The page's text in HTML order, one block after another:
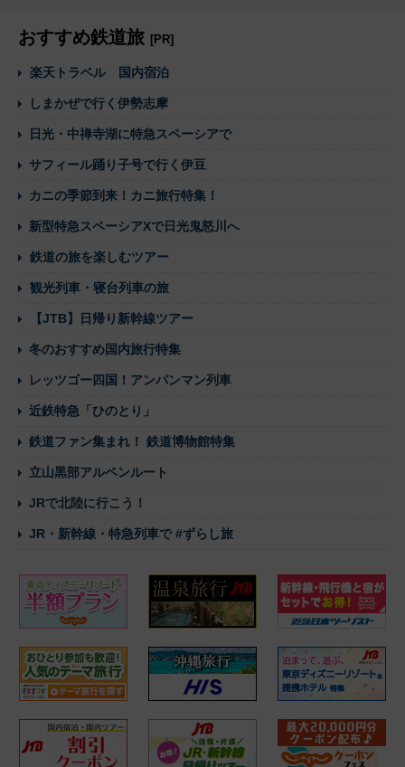
おすすめ鉄道旅 [PR]
楽天トラベル 国内宿泊
しまかぜで行く伊勢志摩
日光・中禅寺湖に特急スペーシアで
サフィール踊り子号で行く伊豆
カニの季節到来！カニ旅行特集！
新型特急スペーシアXで日光鬼怒川へ
鉄道の旅を楽しむツアー
観光列車・寝台列車の旅
【JTB】日帰り新幹線ツアー
冬のおすすめ国内旅行特集
レッツゴー四国！アンパンマン列車
近鉄特急「ひのとり」
鉄道ファン集まれ！ 鉄道博物館特集
立山黒部アルペンルート
JRで北陸に行こう！
JR・新幹線・特急列車で #ずらし旅